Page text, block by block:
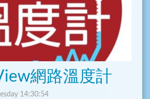
網路溫度計
14:30:54